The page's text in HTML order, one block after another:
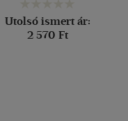
Utolsó ismert ár:
2 570 Ft